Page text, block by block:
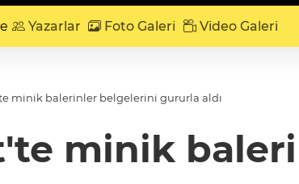
Yazarlar Foto Galeri Video Galeri
minik balerinler belgelerini gururla aldı
minik